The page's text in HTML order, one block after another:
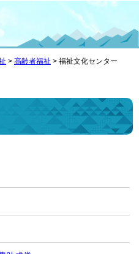
> 高齢者福祉 > 福祉文化センター